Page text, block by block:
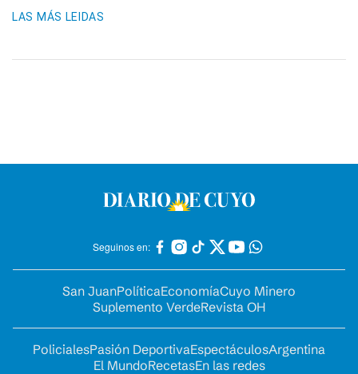
LAS MÁS LEIDAS
Seguinos en:
San JuanPolíticaEconomíaCuyo Minero
Suplemento VerdeRevista OH
PolicialesPasión DeportivaEspectáculosArgentina
El MundoRecetasEn las redes